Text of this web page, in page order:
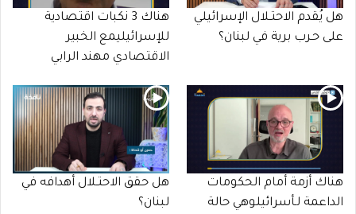
هل يُقدم الاحتـلال الإسرائيلي
على حـرب برية في لبنان؟
هناك 3 نكبات اقتصادية
للإسرائيليمع الخبير
الاقتصادي مهند الرابي
هناك أزمة أمام الحكومات
الداعمة لـأسرائيلوهي حالة
هل حقق الاحتـلال أهدافه في
لبنان؟